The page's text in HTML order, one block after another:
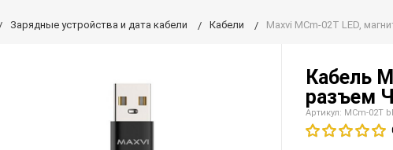
Зарядные устройства и дата кабели Кабели Maxvi MCm-02T LED,
Кабель
разъем
Артикул: MCm-02T